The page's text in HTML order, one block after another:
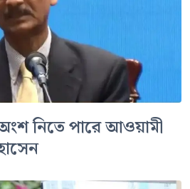
নিতে পারে আওয়ামী